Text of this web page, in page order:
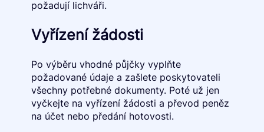
požadují lichváři.
Vyřízení žádosti
Po výběru vhodné půjčky vyplňte
požadované údaje a zašlete poskytovateli
všechny potřebné dokumenty. Poté už jen
vyčkejte na vyřízení žádosti a převod peněz
na účet nebo předání hotovosti.